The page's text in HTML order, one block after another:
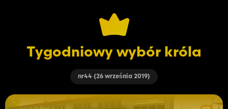
Tygodniowy wybór króla
nr44 (26 września 2019)